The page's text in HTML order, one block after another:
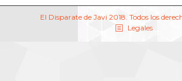
El Disparate de Javi 2018. Todos los
Legales